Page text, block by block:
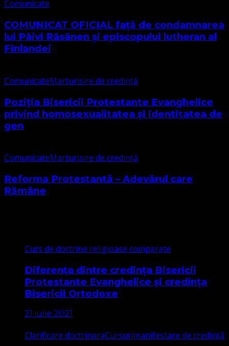
Comunicate
COMUNICAT OFICIAL față de condamnarea
lui Päivi Räsänen și episcopului lutheran al
Finlandei
ComunicateMarturisire de credință
Poziția Bisericii Protestante Evanghelice
privind homosexualitatea și identitatea de
gen
ComunicateMarturisire de credință
Reforma Protestantă – Adevărul care
Rămâne
Curs de doctrine religioase comparate
Diferența dintre credința Bisericii
Protestante Evanghelice și credința
Bisericii Ortodoxe
21 iulie 2021
Clarificare doctrinaraCursurimanifestare de credință